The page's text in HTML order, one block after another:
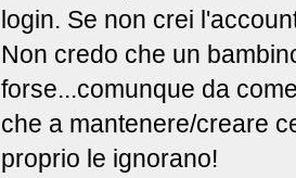
login. Se non crei
Non credo che un
forse...comunque da
che a mantenere/creare
proprio le ignorano!